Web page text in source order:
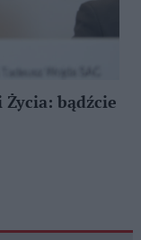
Życia: bądźcie